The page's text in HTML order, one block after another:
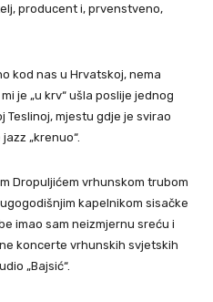
producent i, prvenstveno,
kod nas u Hrvatskoj, nema
je „u krv“ ušla poslije jednog
Teslinoj, mjestu gdje je svirao
„krenuo“.
Dropuljićem vrhunskom trubom
kapelnikom sisačke
imao sam neizmjernu sreću i
koncerte vrhunskih svjetskih
„Bajsić“.